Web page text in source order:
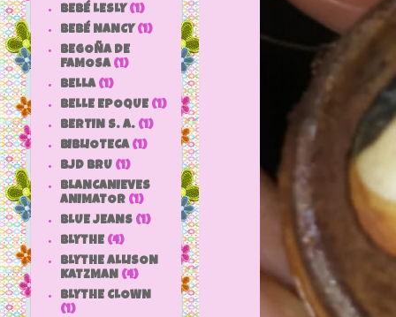
BEBÉ LESLY (1)
BEBÉ NANCY (1)
BEGOÑA DE
FAMOSA (1)
BELLA (1)
BELLE EPOQUE (1)
BERTIN S. A. (1)
BIBLIOTECA (1)
BJD BRU (1)
BLANCANIEVES
ANIMATOR (1)
BLUE JEANS (1)
BLYTHE (4)
BLYTHE ALLISON
KATZMAN (4)
BLYTHE CLOWN
(1)